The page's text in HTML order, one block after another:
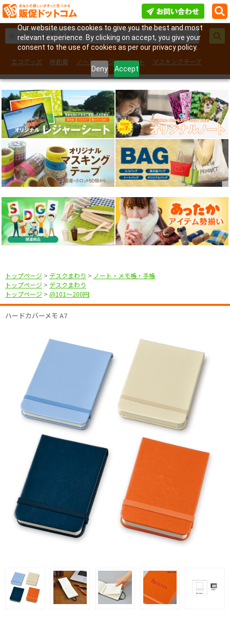
Our website uses cookies to give you the best and most
relevant experience. By clicking on accept, you give your
consent to the use of cookies as per our privacy policy.
Deny Accept
エコグッズ 絆創膏 ノート レジャーシート
マスキングテープ
フェイスシール
トップページ > デスクまわり > ノート・メモ帳・手帳
トップページ > デスクまわり
トップページ > @101〜200円
ハードカバーメモ A7